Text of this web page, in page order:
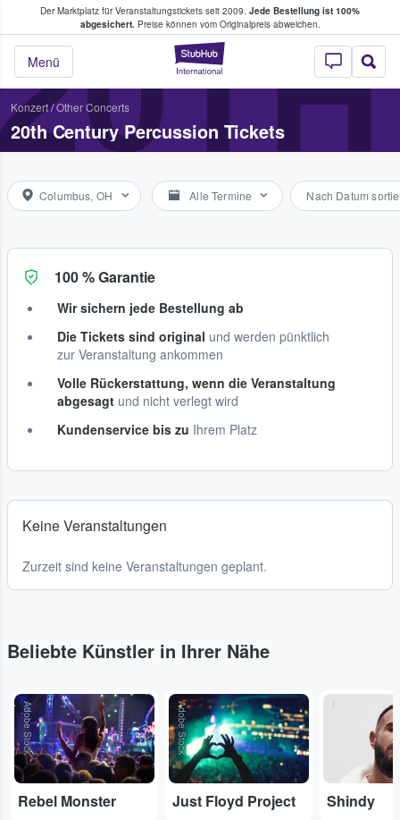
Der Marktplatz für Veranstaltungstickets seit 2009. Jede Bestellung ist 100%
abgesichert.Preise können vom Originalpreis abweichen.
StubHub - Wo
Menü
Tickets kaufen & verkaufen
Konzert/Other Concerts
20th Century Percussion Tickets
Columbus, OH Alle Termine Nach Datum
100 % Garantie
Wir sichern jede Bestellung ab
Die Tickets sind original und werden pünktlich
zur Veranstaltung ankommen
Volle Rückerstattung, wenn die Veranstaltung
abgesagt und nicht verlegt wird
Kundenservice bis zu Ihrem Platz
Keine Veranstaltungen
Zurzeit sind keine Veranstaltungen geplant.
Beliebte Künstler in Ihrer Nähe
Adobe Stock
Rebel Monster
Adobe Stock
Just Floyd Project Shindy